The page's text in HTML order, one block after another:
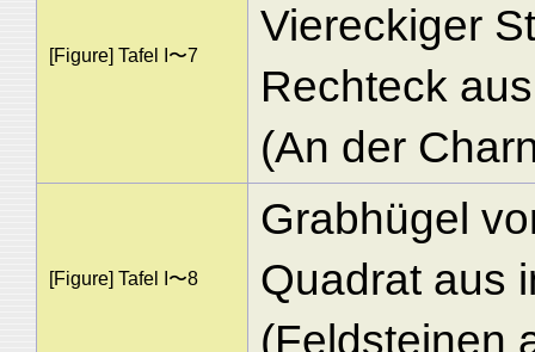
[Figure] Tafel I〜7
Viereckiger
Rechteck
(An der
[Figure] Tafel I〜8
Grabhügel
Quadrat aus
(Feldsteinen